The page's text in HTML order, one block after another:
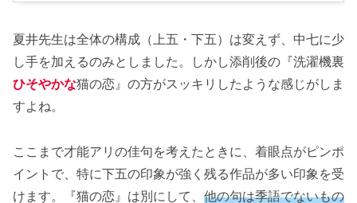
夏井先生は全体の構成（上五・下五）は変えず、中七に少
し手を加えるのみとしました。しかし添削後の『洗濯機裏
ひそやかな猫の恋』の方がスッキリしたような感じがしま
すよね。
ここまで才能アリの佳句を考えたときに、着眼点がピンポ
イントで、特に下五の印象が強く残る作品が多い印象を受
けます。『猫の恋』は別にして、 他の句は季語でないもの